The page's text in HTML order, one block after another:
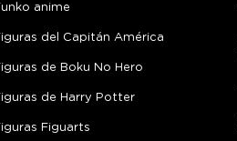
anime
del Capitán América
de Boku No Hero
de Harry Potter
Figuarts